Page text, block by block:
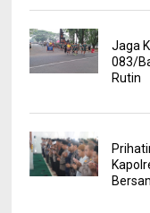
Jaga
083/
Rutin